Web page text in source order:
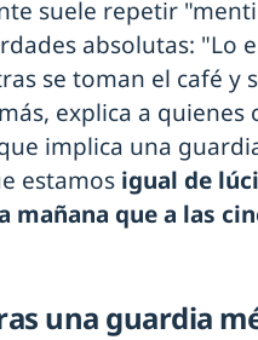
suele repetir
absolutas: "Lo
se toman el café y
explica a quienes
implica una
estamos igual de
mañana que a las
una guardia